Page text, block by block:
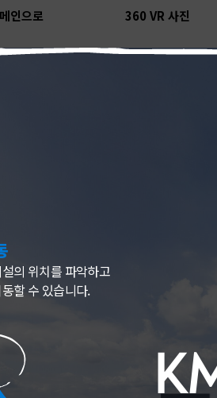
메인으로 360 VR 사진
의 위치를 파악하고
할 수 있습니다.